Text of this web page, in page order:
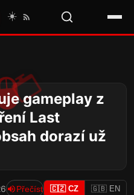
☀️
gameplay z
Last
dorazí už
Přečíst 🇨🇿 CZ 🇬🇧 EN